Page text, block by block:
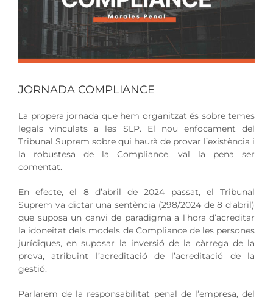
JORNADA COMPLIANCE
La propera jornada que hem organitzat és sobre temes
legals vinculats a les SLP. El nou enfocament del
Tribunal Suprem sobre qui haurà de provar l’existència i
la robustesa de la Compliance, val la pena ser
comentat.
En efecte, el 8 d’abril de 2024 passat, el Tribunal
Suprem va dictar una sentència (298/2024 de 8 d’abril)
que suposa un canvi de paradigma a l’hora d’acreditar
la idoneïtat dels models de Compliance de les persones
jurídiques, en suposar la inversió de la càrrega de la
prova, atribuint l’acreditació de l’acreditació de la
gestió.
Parlarem de la responsabilitat penal de l’empresa, del